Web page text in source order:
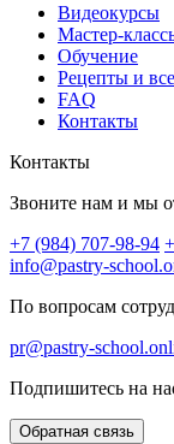
Видеокурсы
Мастер-
Обучение
Рецепты и
FAQ
Контакты
Контакты
Звоните нам и мы
+7 (984) 707-98-94
info@pastry-
По вопросам
pr@pastry-
Подпишитесь на
Обратная связь